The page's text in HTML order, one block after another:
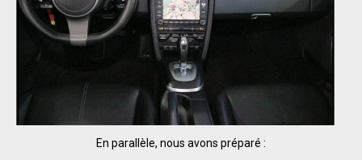
En parallèle, nous avons préparé :